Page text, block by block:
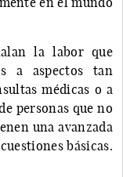
la labor que
a aspectos tan
médicas o a
personas que no
una avanzada
básicas.